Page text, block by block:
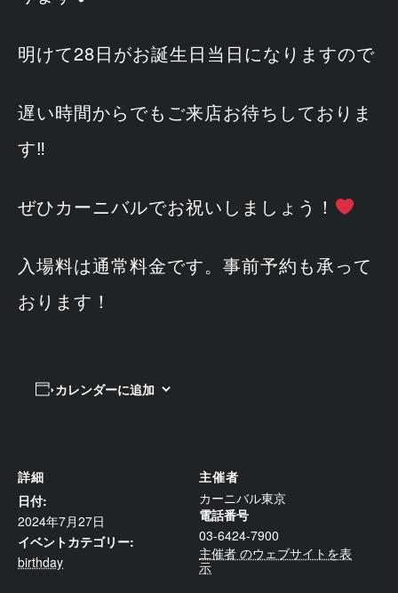
明けて28日がお誕生日当日になりますので
遅い時間からでもご来店お待ちしておりま
す‼
ぜひカーニバルでお祝いしましょう！
入場料は通常料金です。事前予約も承って
おります！
カレンダーに追加
詳細
日付:
2024年7月27日
イベントカテゴリー:
birthday
主催者
カーニバル東京
電話番号
03-6424-7900
主催者 のウェブサイトを表
示